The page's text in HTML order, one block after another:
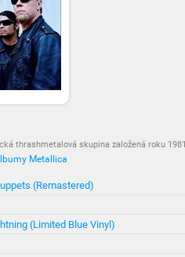
thrashmetalová skupina založená roku
Metallica
(Remastered)
(Limited Blue Vinyl)